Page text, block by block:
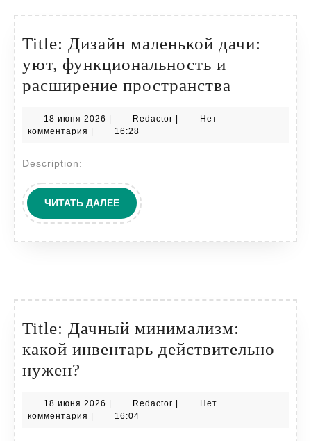
Title: Дизайн маленькой дачи:
уют, функциональность и
расширение пространства
18 июня 2026 18
июня
Redactor Redactor
Нет
комментария
16:28
Description:
ЧИТАТЬ ДАЛЕЕЧИТАТЬ
ДАЛЕЕ
Title: Дачный минимализм:
какой инвентарь действительно
нужен?
минимализм:
18 июня 2026 18
июня
| Redactor Redactor
|
Нет
комментария | 16:04